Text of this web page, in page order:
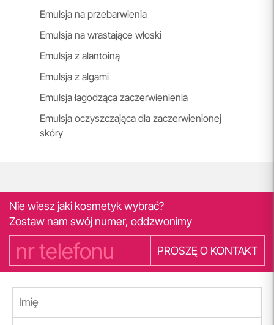
Emulsja na przebarwienia
Emulsja na wrastające włoski
Emulsja z alantoiną
Emulsja z algami
Emulsja łagodząca zaczerwienienia
Emulsja oczyszczająca dla zaczerwienionej
skóry
Nie wiesz jaki kosmetyk wybrać?
Zostaw nam swój numer, oddzwonimy
PROSZĘ O KONTAKT